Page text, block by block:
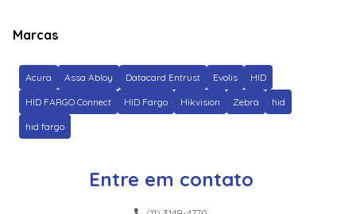
2Ce70Df0T-Pf (2.8Mm) 300614736
Itpf(2.8Mm)
Camera Analogica 3K Colorvu Hikvision Ds-2Ce10Kf0T-
Pfs(2.8Mm))
Marcas
Acura Assa Abloy Datacard Entrust Evolis HID
HID FARGO Connect HID Fargo Hikvision Zebra hid
hid fargo
Entre em contato